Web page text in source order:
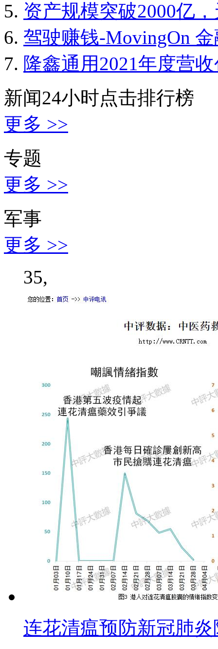
资产规模突破2000亿
驾驶赚钱-MovingOn
隆鑫通用2021年度营
新闻24小时点击排行榜
更多 >>
专题
更多 >>
军事
更多 >>
35,
连花清瘟预防新冠肺